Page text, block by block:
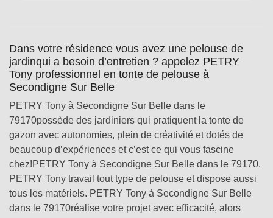
Dans votre résidence vous avez une pelouse de
jardinqui a besoin d’entretien ? appelez PETRY
Tony professionnel en tonte de pelouse à
Secondigne Sur Belle
PETRY Tony à Secondigne Sur Belle dans le
79170possède des jardiniers qui pratiquent la tonte de
gazon avec autonomies, plein de créativité et dotés de
beaucoup d’expériences et c’est ce qui vous fascine
chez!PETRY Tony à Secondigne Sur Belle dans le 79170.
PETRY Tony travail tout type de pelouse et dispose aussi
tous les matériels. PETRY Tony à Secondigne Sur Belle
dans le 79170réalise votre projet avec efficacité, alors